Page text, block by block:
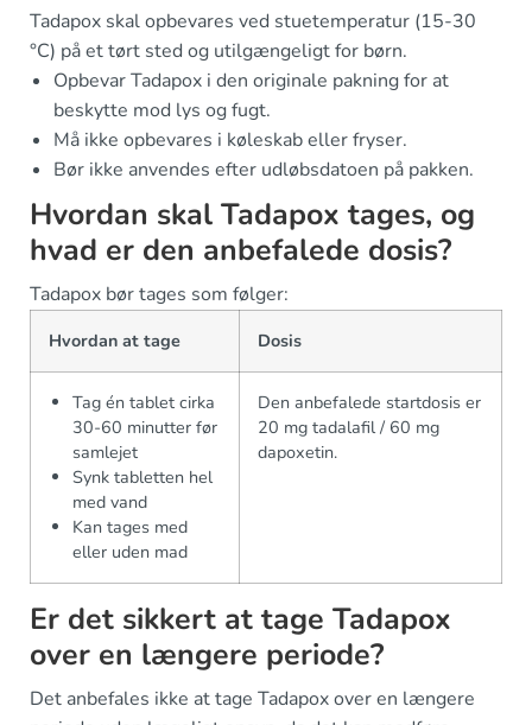
Tadapox skal opbevares ved stuetemperatur (15-30
°C) på et tørt sted og utilgængeligt for børn.
Opbevar Tadapox i den originale pakning for at
beskytte mod lys og fugt.
Må ikke opbevares i køleskab eller fryser.
Bør ikke anvendes efter udløbsdatoen på pakken.
Hvordan skal Tadapox tages, og
hvad er den anbefalede dosis?
Tadapox bør tages som følger:
Hvordan at tage Dosis
Tag én tablet cirka
30-60 minutter før
samlejet
Synk tabletten hel
med vand
Kan tages med
eller uden mad
Den anbefalede startdosis er
20 mg tadalafil / 60 mg
dapoxetin.
Er det sikkert at tage Tadapox
over en længere periode?
Det anbefales ikke at tage Tadapox over en længere